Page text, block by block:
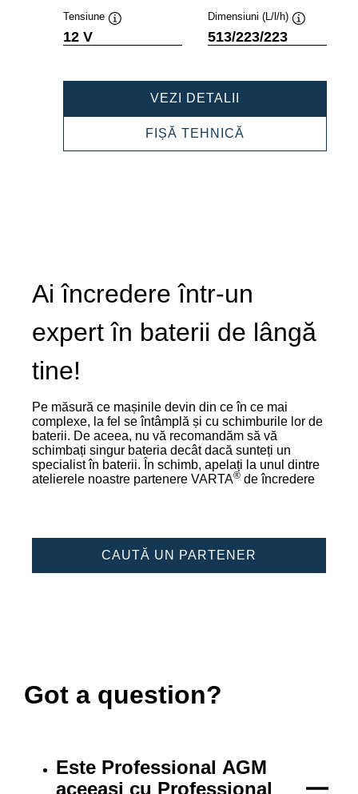
Tensiune
12 V
Dimensiuni (L/l/h)
513/223/223
VEZI DETALII
840170100
FIȘĂ TEHNICĂ
Ai încredere într-un
expert în baterii de lângă
tine!
Pe măsură ce mașinile devin din ce în ce mai
complexe, la fel se întâmplă și cu schimburile lor de
baterii. De aceea, nu vă recomandăm să vă
schimbați singur bateria decât dacă sunteți un
specialist în baterii. În schimb, apelați la unul dintre
atelierele noastre partenere VARTA® de încredere
CAUTĂ UN PARTENER
Got a question?
Este Professional AGM
aceeași cu Professional